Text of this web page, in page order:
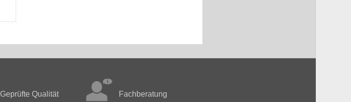
Geprüfte Qualität Fachberatung